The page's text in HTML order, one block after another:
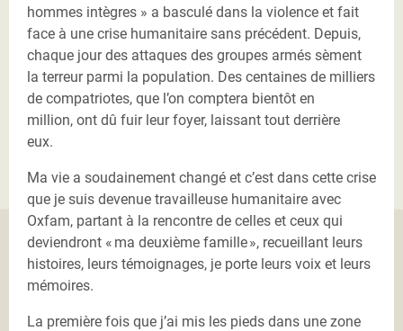
hommes intègres » a basculé dans la violence et fait
face à une crise humanitaire sans précédent. Depuis,
chaque jour des attaques des groupes armés sèment
la terreur parmi la population. Des centaines de milliers
de compatriotes, que l’on comptera bientôt en
million, ont dû fuir leur foyer, laissant tout derrière
eux.
Ma vie a soudainement changé et c’est dans cette crise
que je suis devenue travailleuse humanitaire avec
Oxfam, partant à la rencontre de celles et ceux qui
deviendront « ma deuxième famille », recueillant leurs
histoires, leurs témoignages, je porte leurs voix et leurs
mémoires.
La première fois que j’ai mis les pieds dans une zone